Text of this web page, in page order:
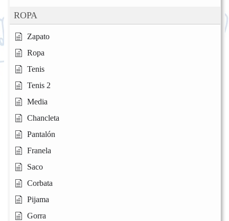
ROPA
Zapato
Ropa
Tenis
Tenis 2
Media
Chancleta
Pantalón
Franela
Saco
Corbata
Pijama
Gorra